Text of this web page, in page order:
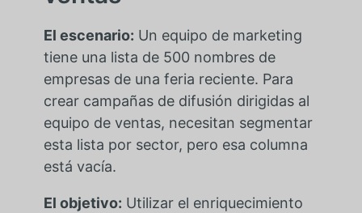
El escenario: Un equipo de marketing
tiene una lista de 500 nombres de
empresas de una feria reciente. Para
crear campañas de difusión dirigidas al
equipo de ventas, necesitan segmentar
esta lista por sector, pero esa columna
está vacía.
El objetivo: Utilizar el enriquecimiento